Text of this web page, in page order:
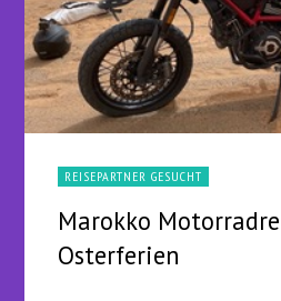
REISEPARTNER GESUCHT
Marokko
Osterferien